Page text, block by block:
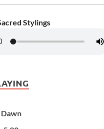
Stylings